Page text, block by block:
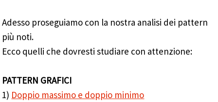
Adesso proseguiamo con la nostra analisi dei pattern
più noti.
Ecco quelli che dovresti studiare con attenzione:
PATTERN GRAFICI
1) Doppio massimo e doppio minimo